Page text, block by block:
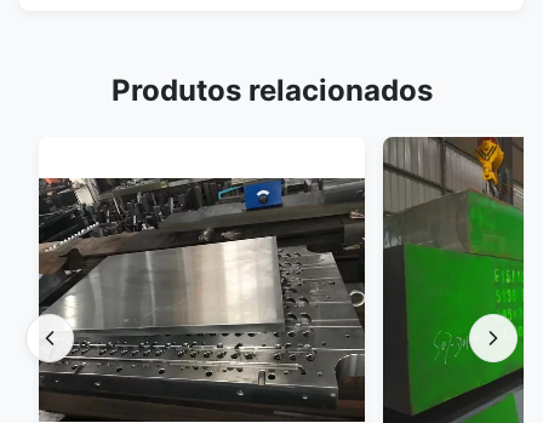
Produtos relacionados